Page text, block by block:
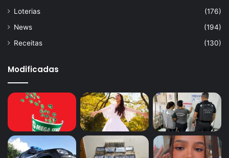
Loterias
(176)
News
(194)
Receitas
(130)
Modificadas